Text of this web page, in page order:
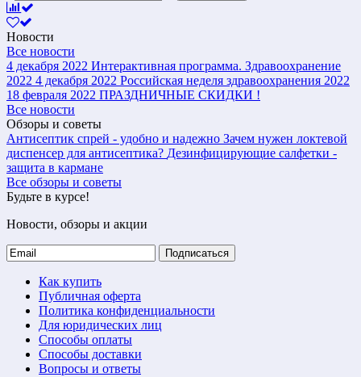
Новости
Все новости
4 декабря 2022 Интерактивная программа. Здравоохранение
2022 4 декабря 2022 Российская неделя здравоохранения 2022
18 февраля 2022 ПРАЗДНИЧНЫЕ СКИДКИ !
Все новости
Обзоры и советы
Антисептик спрей - удобно и надежно Зачем нужен локтевой
диспенсер для антисептика? Дезинфицирующие салфетки -
защита в кармане
Все обзоры и советы
Будьте в курсе!
Новости, обзоры и акции
Подписаться
Как купить
Публичная оферта
Политика конфиденциальности
Для юридических лиц
Способы оплаты
Способы доставки
Вопросы и ответы